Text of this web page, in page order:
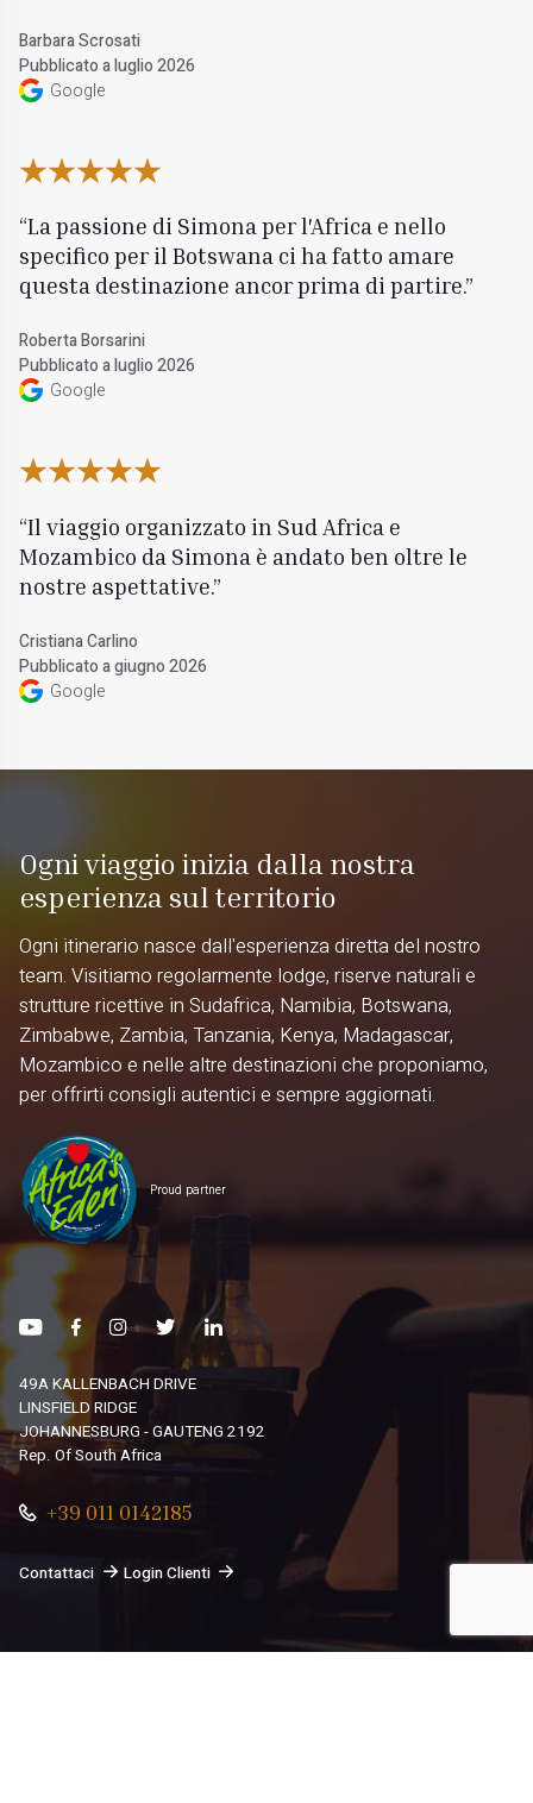
Barbara Scrosati
Pubblicato a luglio 2026
Google
La passione di Simona per l'Africa e nello
specifico per il Botswana ci ha fatto amare
questa destinazione ancor prima di partire.
Roberta Borsarini
Pubblicato a luglio 2026
Google
Il viaggio organizzato in Sud Africa e
Mozambico da Simona è andato ben oltre le
nostre aspettative.
Cristiana Carlino
Pubblicato a giugno 2026
Google
Ogni viaggio inizia dalla nostra
esperienza sul territorio
Ogni itinerario nasce dall'esperienza diretta del nostro
team. Visitiamo regolarmente lodge, riserve naturali e
strutture ricettive in Sudafrica, Namibia, Botswana,
Zimbabwe, Zambia, Tanzania, Kenya, Madagascar,
Mozambico e nelle altre destinazioni che proponiamo,
per offrirti consigli autentici e sempre aggiornati.
Proud partner
49A KALLENBACH DRIVE
LINSFIELD RIDGE
JOHANNESBURG - GAUTENG 2192
Rep. Of South Africa
+39 011 0142185
Contattaci Login Clienti